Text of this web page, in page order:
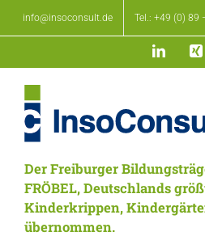
info@insoconsult.de Tel.: +49 (0) 89
LinkedIn
Der Freiburger
FRÖBEL, Deutschlands
Kinderkrippen,
übernommen.